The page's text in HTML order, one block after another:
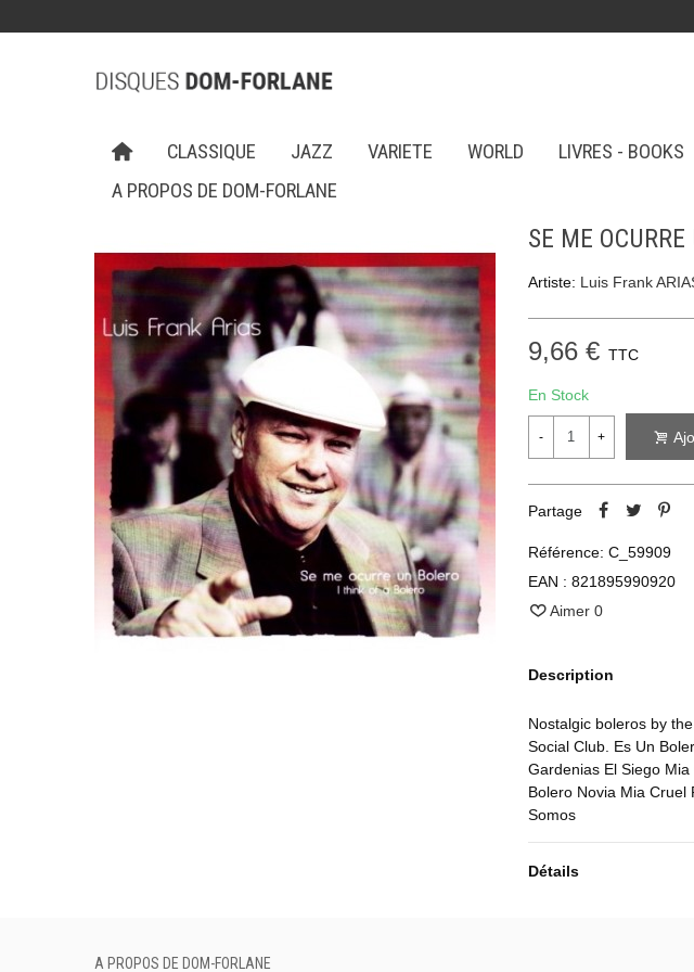
CLASSIQUE JAZZ VARIETE WORLD LIVRES - BOOKS
A PROPOS DE DOM-FORLANE
SE ME
Artiste: Luis Frank
9,66 € TTC
En Stock
- +
Partage
Référence: C_59909
EAN : 821895990920
Aimer 0
Description
Nostalgic boleros by
Social Club. Es Un
Gardenias El Siego
Bolero Novia Mia Cruel
Somos
Détails
A PROPOS DE DOM-FORLANE